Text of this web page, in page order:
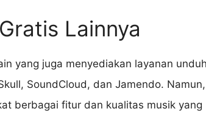
Lainnya
yang juga menyediakan layanan unduh
SoundCloud, dan Jamendo. Namun,
berbagai fitur dan kualitas musik yang